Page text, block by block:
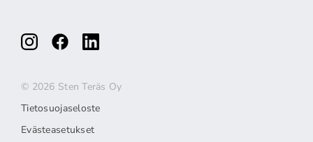
© 2026 Sten Teräs Oy
Tietosuojaseloste
Evästeasetukset